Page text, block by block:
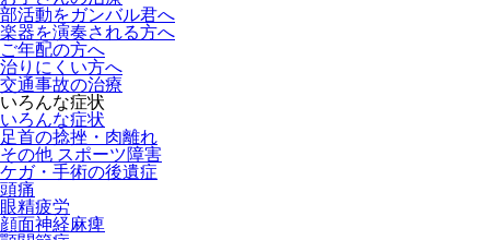
部活動をガンバル君へ
楽器を演奏される方へ
ご年配の方へ
治りにくい方へ
交通事故の治療
いろんな症状
いろんな症状
足首の捻挫・肉離れ
その他 スポーツ障害
ケガ・手術の後遺症
頭痛
眼精疲労
顔面神経麻痺